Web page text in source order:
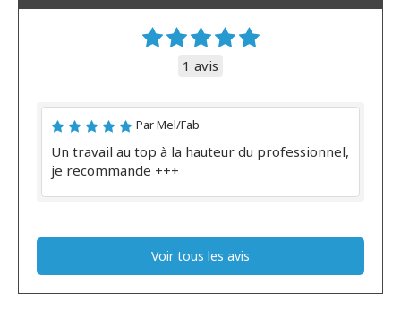
1 avis
Par Mel/Fab
Un travail au top à la hauteur du professionnel,
je recommande +++
Voir tous les avis